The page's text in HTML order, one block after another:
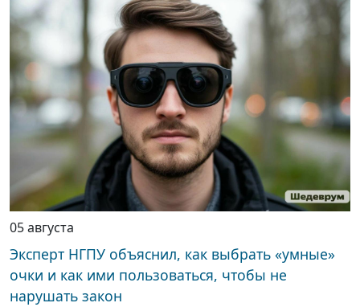
05 августа
Эксперт НГПУ объяснил, как выбрать «умные»
очки и как ими пользоваться, чтобы не
нарушать закон